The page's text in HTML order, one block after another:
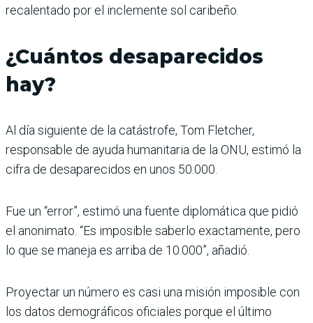
recalentado por el inclemente sol caribeño.
¿Cuántos desaparecidos
hay?
Al día siguiente de la catástrofe, Tom Fletcher,
responsable de ayuda humanitaria de la ONU, estimó la
cifra de desaparecidos en unos 50.000.
Fue un “error”, estimó una fuente diplomática que pidió
el anonimato. “Es imposible saberlo exactamente, pero
lo que se maneja es arriba de 10.000”, añadió.
Proyectar un número es casi una misión imposible con
los datos demográficos oficiales porque el último